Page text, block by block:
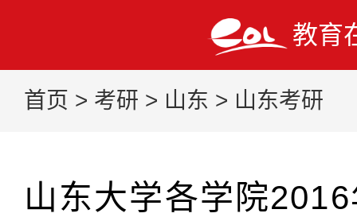
教育
首页 > 考研 > 山东 > 山东考研
山东大学各学院